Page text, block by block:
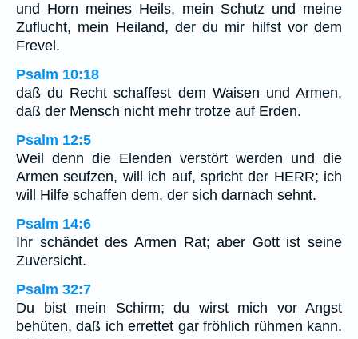
und Horn meines Heils, mein Schutz und meine
Zuflucht, mein Heiland, der du mir hilfst vor dem
Frevel.
Psalm 10:18
daß du Recht schaffest dem Waisen und Armen,
daß der Mensch nicht mehr trotze auf Erden.
Psalm 12:5
Weil denn die Elenden verstört werden und die
Armen seufzen, will ich auf, spricht der HERR; ich
will Hilfe schaffen dem, der sich darnach sehnt.
Psalm 14:6
Ihr schändet des Armen Rat; aber Gott ist seine
Zuversicht.
Psalm 32:7
Du bist mein Schirm; du wirst mich vor Angst
behüten, daß ich errettet gar fröhlich rühmen kann.